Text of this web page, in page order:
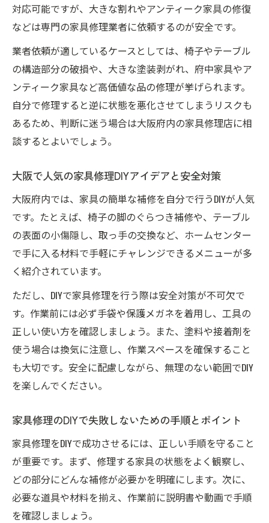
対応可能ですが、大きな割れやアンティーク家具の修復
などは専門の家具修理業者に依頼するのが安全です。
業者依頼が適しているケースとしては、椅子やテーブル
の構造部分の破損や、大きな塗装剥がれ、府中家具やア
ンティーク家具など高価値な品の修理が挙げられます。
自分で修理すると逆に状態を悪化させてしまうリスクも
あるため、判断に迷う場合は大阪府内の家具修理店に相
談するとよいでしょう。
大阪で人気の家具修理DIYアイデアと安全対策
大阪府内では、家具の簡単な補修を自分で行うDIYが人気
です。たとえば、椅子の脚のぐらつき補修や、テーブル
の表面の小傷隠し、取っ手の交換など、ホームセンター
で手に入る材料で手軽にチャレンジできるメニューが多
く紹介されています。
ただし、DIYで家具修理を行う際は安全対策が不可欠で
す。作業前には必ず手袋や保護メガネを着用し、工具の
正しい使い方を確認しましょう。また、塗料や接着剤を
使う場合は換気に注意し、作業スペースを確保すること
も大切です。安全に配慮しながら、無理のない範囲でDIY
を楽しんでください。
家具修理のDIYで失敗しないための手順とポイント
家具修理をDIYで成功させるには、正しい手順を守ること
が重要です。まず、修理する家具の状態をよく観察し、
どの部分にどんな補修が必要かを明確にします。次に、
必要な道具や材料を揃え、作業前に説明書や動画で手順
を確認しましょう。